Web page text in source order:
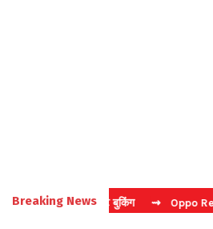
Breaking News
करें फास्ट टिकट बुकिंग ⇝ Oppo Reno 16